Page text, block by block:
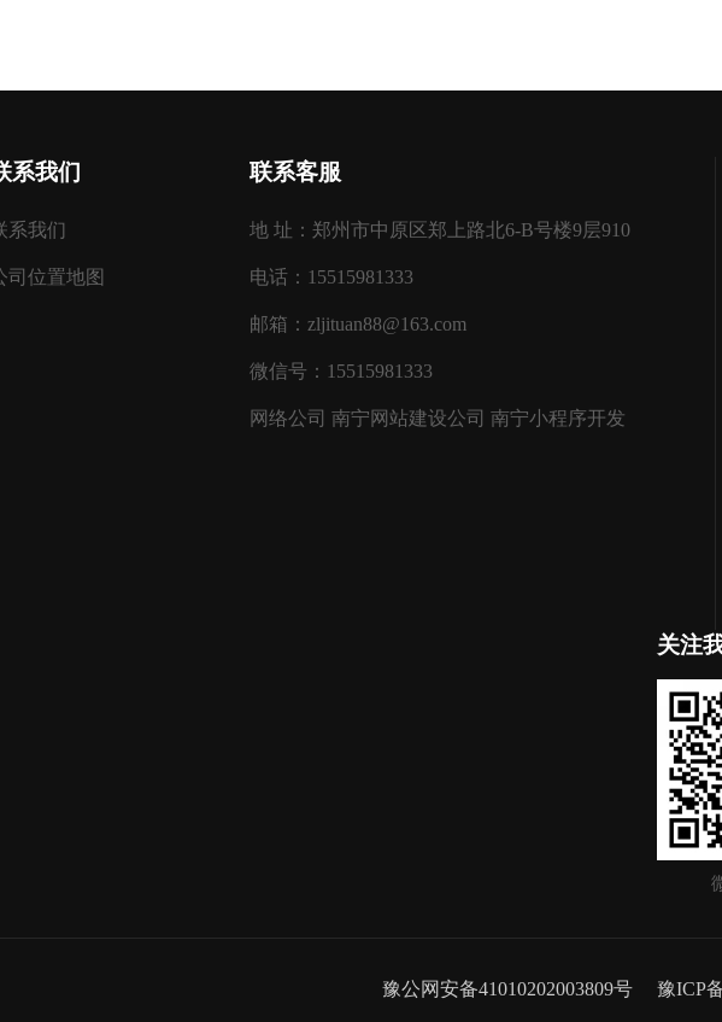
系我们
系我们
司位置地图
联系客服
地 址：郑州市中原区郑上路北6-B号楼9层910
电话：15515981333
邮箱：zljituan88@163.com
微信号：15515981333
网络公司 南宁网站建设公司 南宁小程序开发
关注
豫公网安备41010202003809号 豫ICP